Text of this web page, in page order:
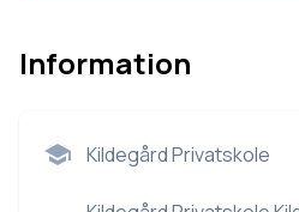
Information
Kildegård Privatskole